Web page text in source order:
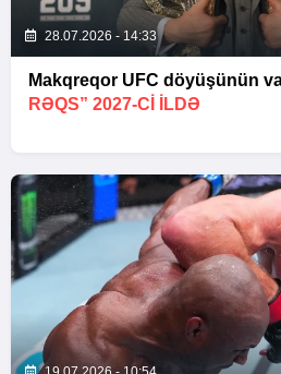
28.07.2026 - 14:33
Makqreqor UFC döyüşünün
RƏQS” 2027-CI ILDƏ